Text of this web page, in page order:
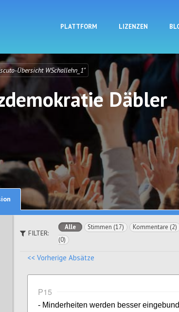
PLATTFORM LIZENZEN
Übersicht WSchallehn_1"
Däbler
FILTER:
Alle Stimmen (17) Kommentare (2)
(0)
<< Vorherige Absätze
P15
- Minderheiten werden besser